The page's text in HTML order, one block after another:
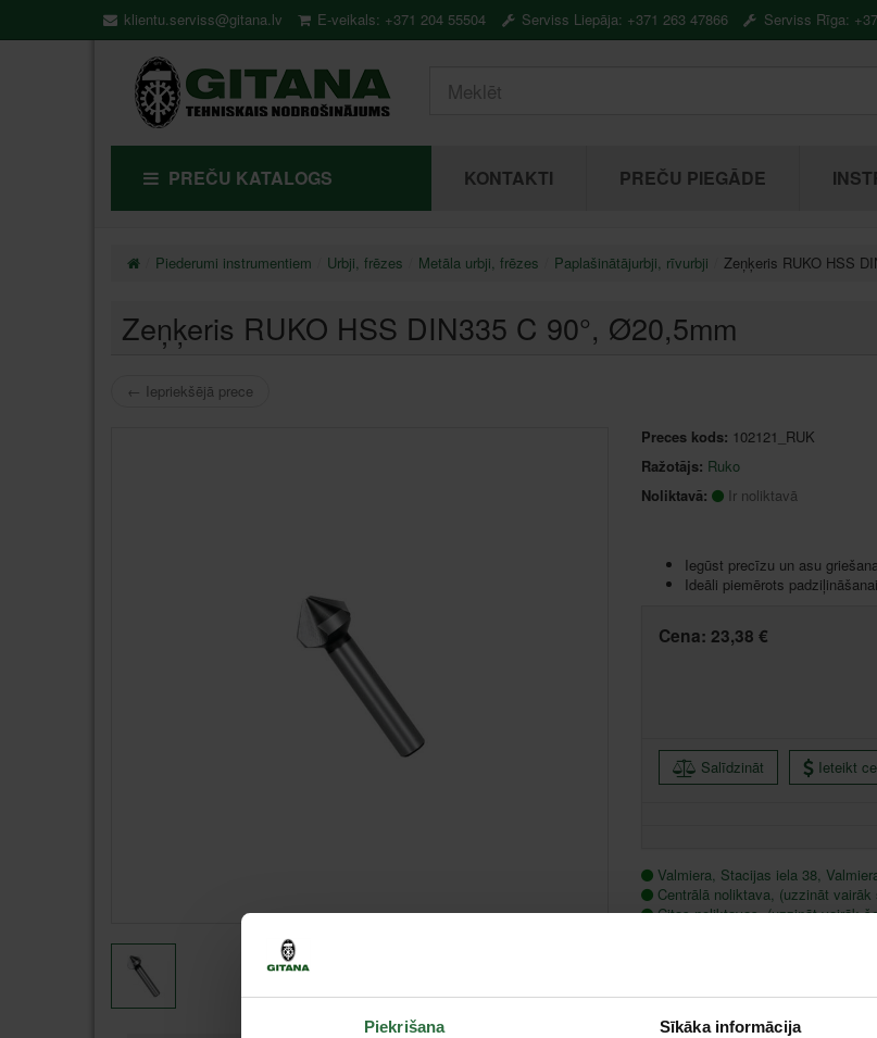
Piekrišana Sīkāka informācija
klientu.serviss@gitana.lv E-veikals: +371 204 55504 Serviss Liepāja: +371 263 47866 Serviss Rīga:
PREČU KATALOGS KONTAKTI PREČU PIEGĀDE
Piederumi instrumentiem Urbji, frēzes Metāla urbji, frēzes Paplašinātājurbji, rīvurbji Zeņķeris RUKO HSS
Zeņķeris RUKO HSS DIN335 C 90°, Ø20,5mm
← Iepriekšējā prece
Preces kods: 102121_RUK
Ražotājs: Ruko
Noliktavā:
Ir noliktavā
Iegūst precīzu un asu
Ideāli piemērots
Cena: 23,38 €
Salīdzināt Ieteikt
Valmiera, Stacijas iela 38,
Centrālā noliktava, (uzzināt vairāk
Citas noliktavas, (uzzināt vairāk